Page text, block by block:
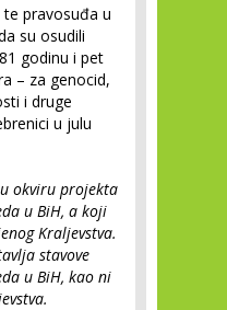
te pravosuđa u
su osudili
godinu i pet
– za genocid,
i druge
u julu
okviru projekta
u BiH, a koji
Kraljevstva.
stavove
u BiH, kao ni